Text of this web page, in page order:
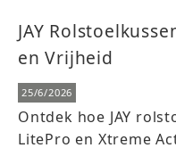
JAY
en Vrijheid
25/6/2026
Ontdek hoe JAY
LitePro en Xtreme